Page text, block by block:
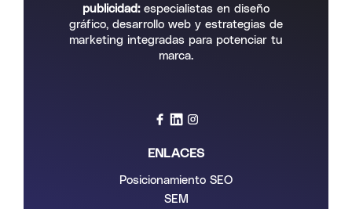
publicidad:especialistas en diseño
gráfico, desarrollo web y estrategias de
marketing integradas para potenciar tu
marca.
ENLACES
Posicionamiento SEO
SEM